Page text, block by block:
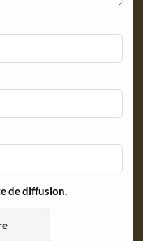
de diffusion.